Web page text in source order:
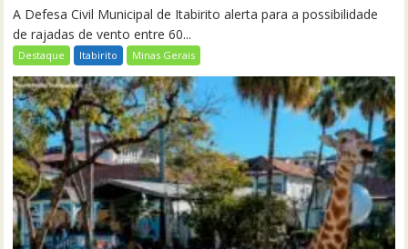
A Defesa Civil Municipal de Itabirito alerta para a possibilidade
de rajadas de vento entre 60...
Destaque Itabirito Minas Gerais